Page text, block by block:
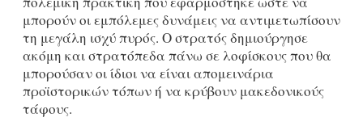
μπορούν οι εμπόλεμες δυνάμεις να αντιμετωπίσουν
τη μεγάλη ισχύ πυρός. Ο στρατός δημιούργησε
ακόμη και στρατόπεδα πάνω σε λοφίσκους που θα
μπορούσαν οι ίδιοι να είναι απομεινάρια
προϊστορικών τόπων ή να κρύβουν μακεδονικούς
τάφους.